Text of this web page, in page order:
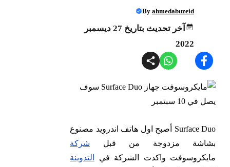
By ahmedabuzeid
آخر تحديث بتاريخ 27 ديسمبر
2022
Surface Duo أصبح اول هاتف اندرويد مصنوع
بشاشة مزدوجة من قبل شركة
مايكروسوفت واكدت الشركة في
التدوينة